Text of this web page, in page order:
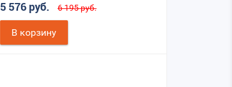
5 576 руб. 6 195 руб.
В корзину